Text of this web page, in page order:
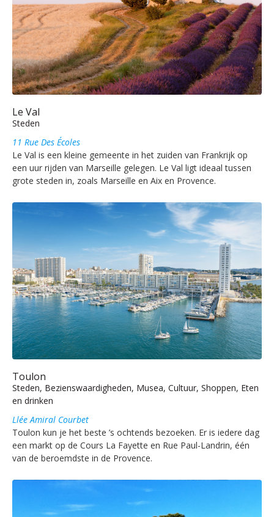
Le Val
Steden
11 Rue Des Écoles
Le Val is een kleine gemeente in het zuiden van Frankrijk op
een uur rijden van Marseille gelegen. Le Val ligt ideaal tussen
grote steden in, zoals Marseille en Aix en Provence.
Toulon
Steden, Bezienswaardigheden, Musea, Cultuur, Shoppen, Eten
en drinken
Llée Amiral Courbet
Toulon kun je het beste ’s ochtends bezoeken. Er is iedere dag
een markt op de Cours La Fayette en Rue Paul-Landrin, één
van de beroemdste in de Provence.